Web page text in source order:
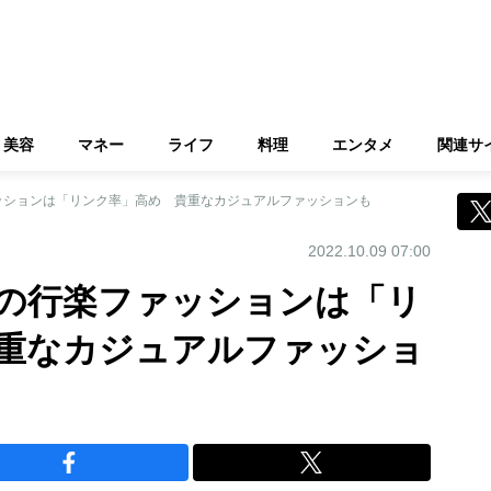
美容 マネー ライフ 料理 エンタメ 関連サ
ョンは「リンク率」高め 貴重なカジュアルファッションも
2022.10.09 07:00
行楽ファッションは「リ
カジュアルファッショ